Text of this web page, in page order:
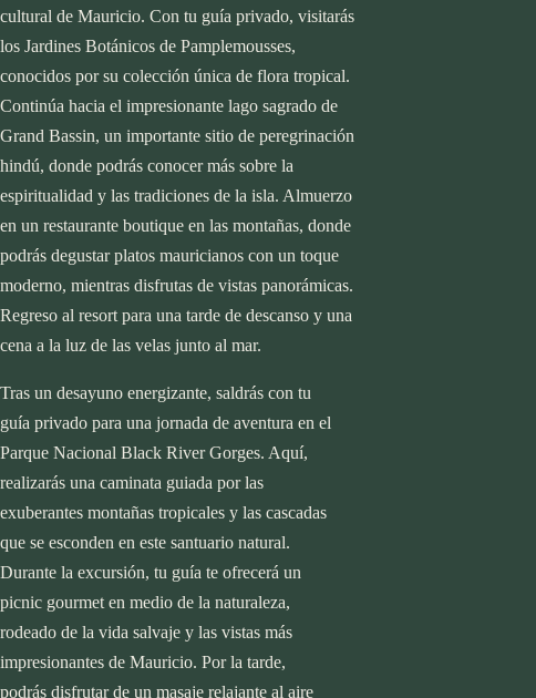
start planning
Destinos
África
Egipto
Islas Mauricio
Kenia
Marruecos
Namibia
start planning
Destinos
África
cultural de Mauricio. Con tu guía privado, visitarás
los Jardines Botánicos de Pamplemousses,
conocidos por su colección única de flora tropical.
Continúa hacia el impresionante lago sagrado de
Grand Bassin, un importante sitio de peregrinación
hindú, donde podrás conocer más sobre la
espiritualidad y las tradiciones de la isla. Almuerzo
en un restaurante boutique en las montañas, donde
podrás degustar platos mauricianos con un toque
moderno, mientras disfrutas de vistas panorámicas.
Regreso al resort para una tarde de descanso y una
cena a la luz de las velas junto al mar.
Tras un desayuno energizante, saldrás con tu
guía privado para una jornada de aventura en el
Parque Nacional Black River Gorges. Aquí,
realizarás una caminata guiada por las
exuberantes montañas tropicales y las cascadas
que se esconden en este santuario natural.
Durante la excursión, tu guía te ofrecerá un
picnic gourmet en medio de la naturaleza,
rodeado de la vida salvaje y las vistas más
impresionantes de Mauricio. Por la tarde,
podrás disfrutar de un masaje relajante al aire